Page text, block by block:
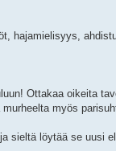
hajamielisyys,
Ottakaa oikeita
myös
sieltä löytää se uusi